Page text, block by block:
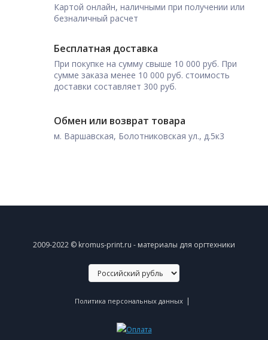
Картой онлайн, наличными при получении или
безналичный расчет
Бесплатная доставка
При покупке на сумму свыше 10 000 руб. При
сумме заказа менее 10 000 руб. стоимость
доставки составляет 300 руб.
Обмен или возврат товара
м. Варшавская, Болотниковская ул., д.5к3
2009-2022 © kromus-print.ru - материалы для оргтехники
Политика персональных данных |